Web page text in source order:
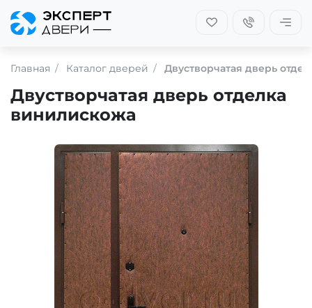
Главная Каталог дверей Двустворчатая дверь
Двустворчатая дверь отделка
винилискожа